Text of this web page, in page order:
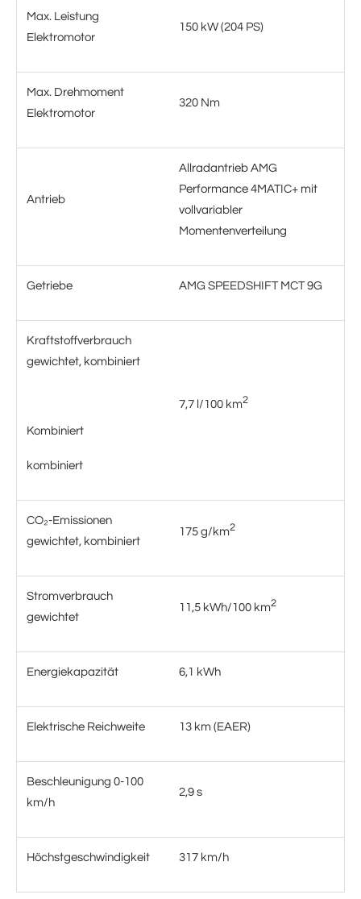
Max. Leistung
Elektromotor
150 kW (204 PS)
Max. Drehmoment
Elektromotor
320 Nm
Antrieb
Allradantrieb AMG
Performance 4MATIC+ mit
vollvariabler
Momentenverteilung
Getriebe AMG SPEEDSHIFT MCT 9G
Kraftstoffverbrauch
gewichtet, kombiniert
Kombiniert
kombiniert
7,7 l/100 km2
CO₂-Emissionen
gewichtet, kombiniert
175 g/km2
Stromverbrauch
gewichtet
11,5 kWh/100 km2
Energiekapazität 6,1 kWh
Elektrische Reichweite 13 km (EAER)
Beschleunigung 0-100
km/h
2,9 s
Höchstgeschwindigkeit 317 km/h